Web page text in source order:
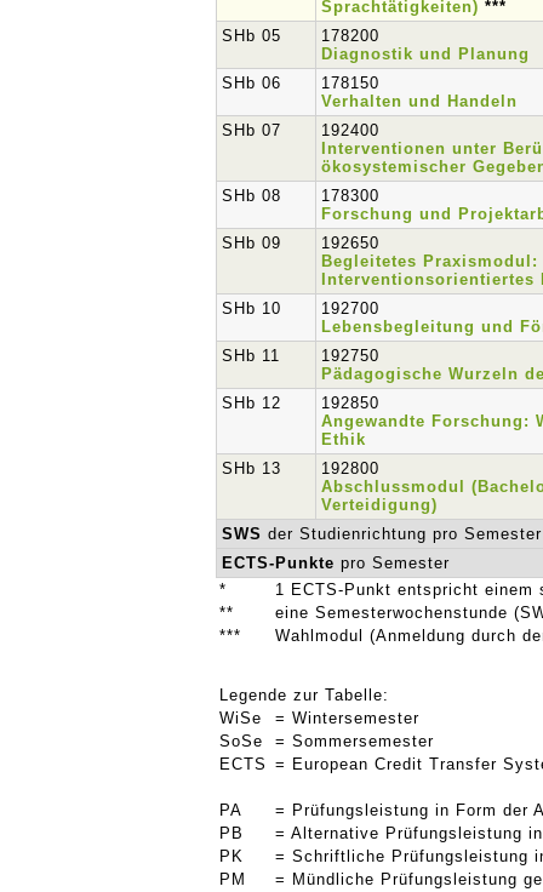
Sprachtätigkeiten) ***
SHb 05
178200
Diagnostik und Planung
SHb 06
178150
Verhalten und Handeln
SHb 07
192400
Interventionen unter
ökosystemischer
SHb 08
178300
Forschung und
SHb 09
192650
Begleitetes Praxismodul:
Interventionsorientiertes
SHb 10
192700
Lebensbegleitung und
SHb 11
192750
Pädagogische Wurzeln
SHb 12
192850
Angewandte Forschung:
Ethik
SHb 13
192800
Abschlussmodul
Verteidigung)
SWS der Studienrichtung pro Semester
ECTS-Punktepro Semester
*
1 ECTS-Punkt entspricht einem
**
eine Semesterwochenstunde
***
Wahlmodul (Anmeldung durch
Legende zur Tabelle:
WiSe
= Wintersemester
SoSe
= Sommersemester
ECTS
= European Credit Transfer
PA
= Prüfungsleistung in Form der
PB
= Alternative Prüfungsleistung
PK
= Schriftliche Prüfungsleistung
PM
= Mündliche Prüfungsleistung